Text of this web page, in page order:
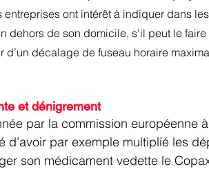
entreprises ont intérêt à indiquer dans
dehors de son domicile, s'il peut le faire
d’un décalage de fuseau horaire
et dénigrement
par la commission européenne
d’avoir par exemple multiplié les
son médicament vedette le